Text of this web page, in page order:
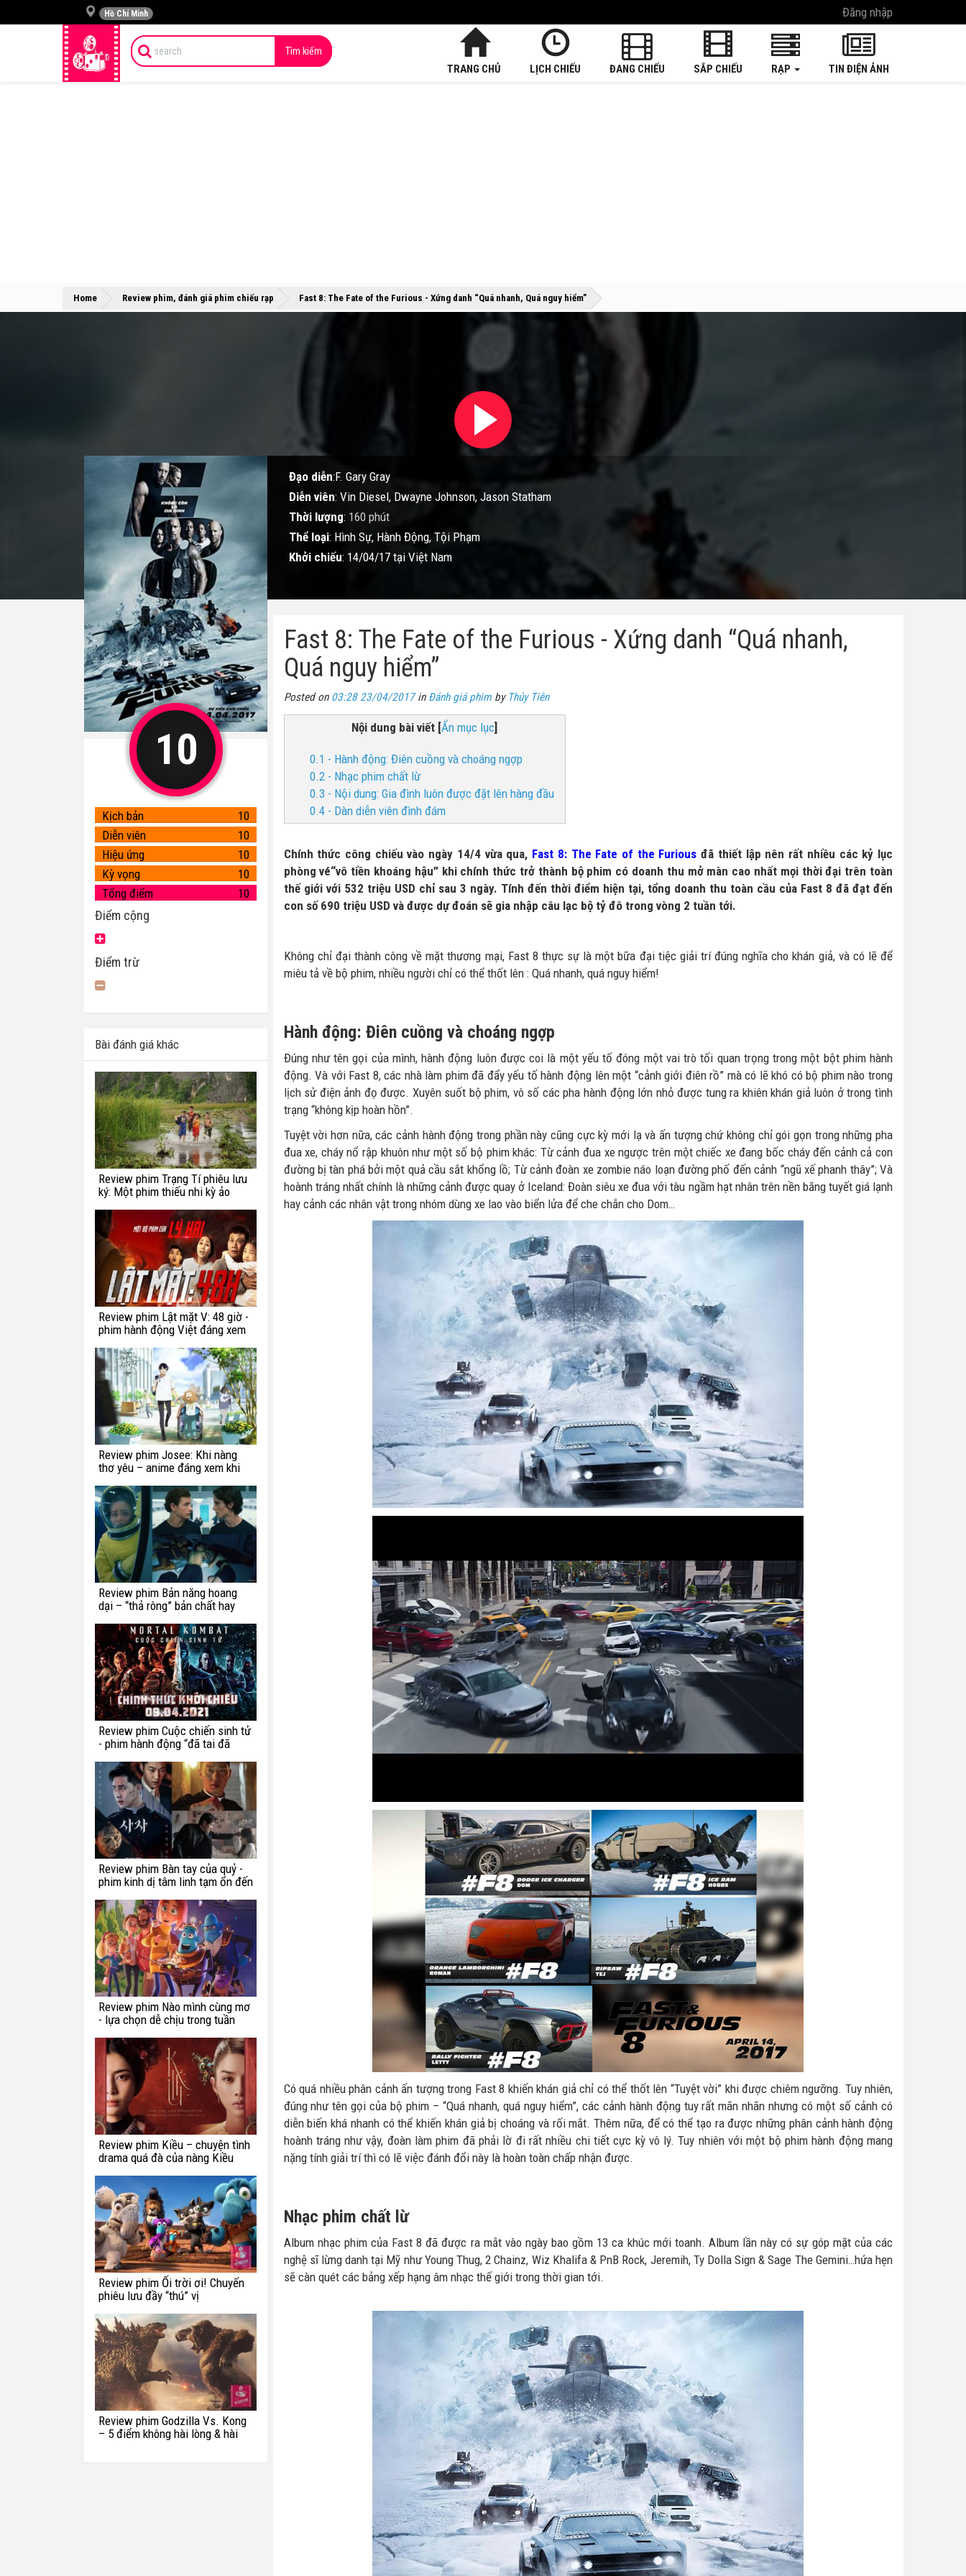
Hồ Chí Minh Đăng nhập
Tìm kiếm
TRANG CHỦ LỊCH CHIẾU ĐANG CHIẾU SẮP CHIẾU RẠP TIN ĐIỆN ẢNH
Home »
Review phim, đánh giá phim chiếu rạp »
Fast 8: The Fate of the Furious - Xứng danh “Quá nhanh, Quá nguy hiểm”
10
Kịch bản
10
Diễn viên
10
Hiệu ứng
10
Kỳ vọng
10
Tổng điểm
10
Điểm cộng
Điểm trừ
Bài đánh giá khác
Review phim Trạng Tí phiêu lưu
ký: Một phim thiếu nhi kỳ ảo
Review phim Lật mặt V: 48 giờ -
phim hành động Việt đáng xem
Review phim Josee: Khi nàng
thơ yêu – anime đáng xem khi
Review phim Bản năng hoang
dại – “thả rông” bản chất hay
Review phim Cuộc chiến sinh tử
- phim hành động “đã tai đã
Review phim Bàn tay của quỷ -
phim kinh dị tâm linh tạm ổn đến
Review phim Nào mình cùng mơ
- lựa chọn dễ chịu trong tuần
Review phim Kiều – chuyện tình
drama quá đà của nàng Kiều
Review phim Ối trời ơi! Chuyến
phiêu lưu đầy “thú” vị
Review phim Godzilla Vs. Kong
– 5 điểm không hài lòng & hài
Đạo diễn:F. Gary Gray
Diễn viên: Vin Diesel, Dwayne Johnson, Jason Statham
Thời lượng: 160 phút
Thể loại: Hình Sự, Hành Động, Tội Phạm
Khởi chiếu: 14/04/17 tại Việt Nam
Fast 8: The Fate of the Furious - Xứng danh “Quá nhanh,
Quá nguy hiểm”
Posted on 03:28 23/04/2017in Đánh giá phimby Thủy Tiên
Nội dung bài viết [Ẩn mục lục]
0.1 - Hành động: Điên cuồng và choáng ngợp
0.2 - Nhạc phim chất lừ
0.3 - Nội dung: Gia đình luôn được đặt lên hàng đầu
0.4 - Dàn diễn viên đình đám
Chính thức công chiếu vào ngày 14/4 vừa qua, Fast 8: The Fate of the Furiousđã thiết lập nên rất nhiều các kỷ lục
phòng vé“vô tiền khoáng hậu” khi chính thức trở thành bộ phim có doanh thu mở màn cao nhất mọi thời đại trên toàn
thế giới với 532 triệu USD chỉ sau 3 ngày. Tính đến thời điểm hiện tại, tổng doanh thu toàn cầu của Fast 8 đã đạt đến
con số 690 triệu USD và được dự đoán sẽ gia nhập câu lạc bộ tỷ đô trong vòng 2 tuần tới.
Không chỉ đại thành công về mặt thương mại, Fast 8 thực sự là một bữa đại tiệc giải trí đúng nghĩa cho khán giả, và có lẽ để
miêu tả về bộ phim, nhiều người chỉ có thể thốt lên : Quá nhanh, quá nguy hiểm!
Hành động: Điên cuồng và choáng ngợp
Đúng như tên gọi của mình, hành động luôn được coi là một yếu tố đóng một vai trò tối quan trọng trong một bột phim hành
động. Và với Fast 8, các nhà làm phim đã đẩy yếu tố hành động lên một “cảnh giới điên rồ” mà có lẽ khó có bộ phim nào trong
lịch sử điện ảnh đọ được. Xuyên suốt bộ phim, vô số các pha hành động lớn nhỏ được tung ra khiên khán giả luôn ở trong tình
trạng “không kịp hoàn hồn”.
Tuyệt vời hơn nữa, các cảnh hành động trong phần này cũng cực kỳ mới lạ và ấn tượng chứ không chỉ gói gọn trong những pha
đua xe, cháy nổ rập khuôn như một số bộ phim khác: Từ cảnh đua xe ngược trên một chiếc xe đang bốc cháy đến cảnh cả con
đường bị tàn phá bởi một quả cầu sắt khổng lồ; Từ cảnh đoàn xe zombie náo loạn đường phố đến cảnh “ngũ xế phanh thây”; Và
hoành tráng nhất chính là những cảnh được quay ở Iceland: Đoàn siêu xe đua với tàu ngầm hạt nhân trên nền băng tuyết giá lạnh
hay cảnh các nhân vật trong nhóm dùng xe lao vào biển lửa để che chắn cho Dom…
Có quá nhiều phân cảnh ấn tượng trong Fast 8 khiến khán giả chỉ có thể thốt lên “Tuyệt vời” khi được chiêm ngưỡng. Tuy nhiên,
đúng như tên gọi của bộ phim – “Quá nhanh, quá nguy hiểm”, các cảnh hành động tuy rất mãn nhãn nhưng có một số cảnh có
diễn biến khá nhanh có thể khiến khán giả bị choáng và rối mắt. Thêm nữa, để có thể tạo ra được những phân cảnh hành động
hoành tráng như vậy, đoàn làm phim đã phải lờ đi rất nhiều chi tiết cực kỳ vô lý. Tuy nhiên với một bộ phim hành động mang
nặng tính giải trí thì có lẽ việc đánh đổi này là hoàn toàn chấp nhận được.
Nhạc phim chất lừ
Album nhạc phim của Fast 8 đã được ra mắt vào ngày bao gồm 13 ca khúc mới toanh. Album lần này có sự góp mặt của các
nghệ sĩ lừng danh tại Mỹ như Young Thug, 2 Chainz, Wiz Khalifa & PnB Rock, Jeremih, Ty Dolla Sign & Sage The Gemini…hứa hẹn
sẽ càn quét các bảng xếp hạng âm nhạc thế giới trong thời gian tới.